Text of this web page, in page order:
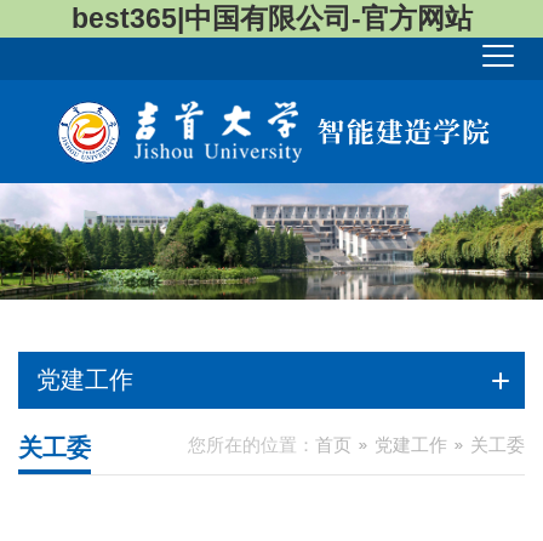
best365|中国有限公司-官方网站
党建工作
您所在的位置： 首页 党建工作 关工委
关工委